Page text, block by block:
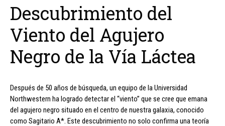
Descubrimiento del
Viento del Agujero
Negro de la Vía Láctea
Después de 50 años de búsqueda, un equipo de la Universidad
Northwestern ha logrado detectar el “viento” que se cree que emana
del agujero negro situado en el centro de nuestra galaxia, conocido
como Sagitario A*. Este descubrimiento no solo confirma una teoría